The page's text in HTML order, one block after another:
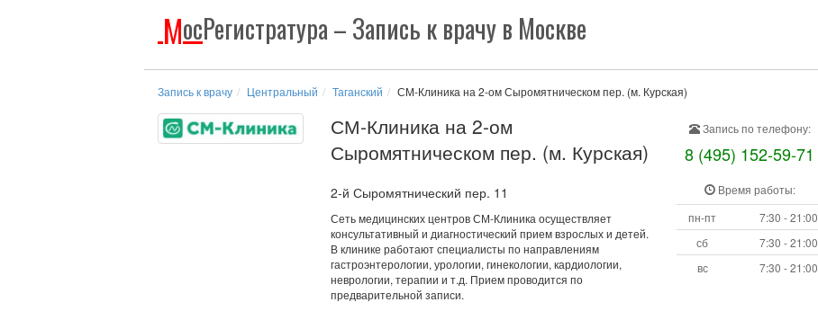
МосРегистратура– Запись к врачу в Москве
Запись к врачу Центральный Таганский СМ-Клиника на 2-ом Сыромятническом пер. (м. Курская)
СМ-Клиника на 2-ом
Сыромятническом пер. (м. Курская)
2-й Сыромятнический пер. 11
Сеть медицинских центров СМ-Клиника осуществляет
консультативный и диагностический прием взрослых и детей.
В клинике работают специалисты по направлениям
гастроэнтерологии, урологии, гинекологии, кардиологии,
неврологии, терапии и т.д. Прием проводится по
предварительной записи.
Запись по телефону:
8 (495) 152-59-71
Время работы:
пн-пт
7:30 - 21:00
сб
7:30 - 21:00
вс
7:30 - 21:00